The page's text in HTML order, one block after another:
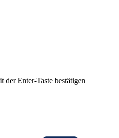
der Enter-Taste bestätigen